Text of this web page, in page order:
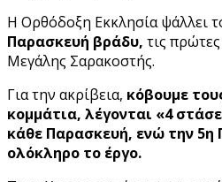
Η Ορθόδοξη Εκκλησία ψάλλει
Παρασκευή βράδυ, τις
Μεγάλης Σαρακοστής.
Για την ακρίβεια, κόβουμε
κομμάτια, λέγονται «4
κάθε Παρασκευή, ενώ την 5η
ολόκληρο το έργο.